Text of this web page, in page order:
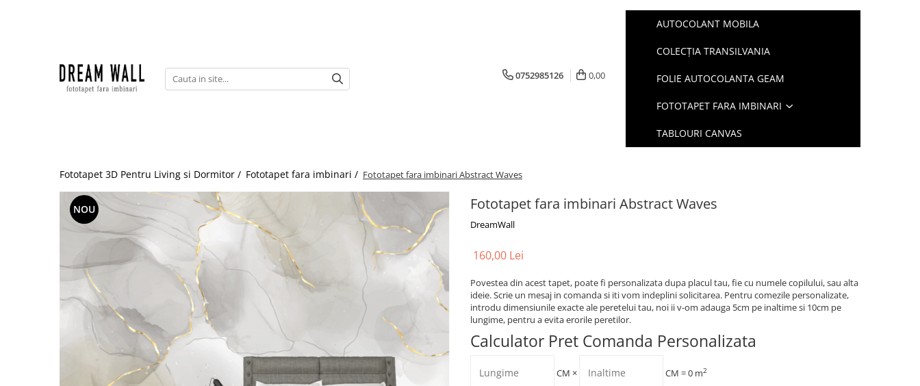
Fototapet 3D
0752985126 0,00
AUTOCOLANT MOBILA
COLECȚIA TRANSILVANIA
FOLIE AUTOCOLANTA GEAM
FOTOTAPET FARA IMBINARI
TABLOURI CANVAS
Fototapet 3D Pentru Living si Dormitor / Fototapet fara imbinari / Fototapet fara imbinari Abstract Waves
NOU Fototapet fara imbinari Abstract Waves
DreamWall
160,00 Lei
Povestea din acest tapet, poate fi personalizata dupa placul tau, fie cu numele copilului, sau alta
ideie. Scrie un mesaj in comanda si iti vom indeplini solicitarea. Pentru comezile personalizate,
introdu dimensiunile exacte ale peretelui tau, noi ii v-om adauga 5cm pe inaltime si 10cm pe
lungime, pentru a evita erorile peretilor.
Calculator Pret Comanda Personalizata
CM × CM =0 m2